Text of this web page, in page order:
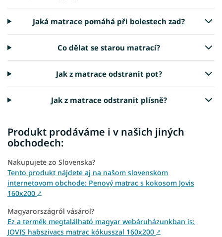
Jaká matrace pomáhá při bolestech zad?
Co dělat se starou matrací?
Jak z matrace odstranit pot?
Jak z matrace odstranit plísně?
Produkt prodáváme i v našich jiných
obchodech:
Nakupujete zo Slovenska?
Tento produkt nájdete aj na našom slovenskom
internetovom obchode: Penový matrac s kokosom Jovis
160x200 ↗
Magyarországról vásárol?
Ez a termék megtalálható magyar webáruházunkban is:
JOVIS habszivacs matrac kókusszal 160x200 ↗